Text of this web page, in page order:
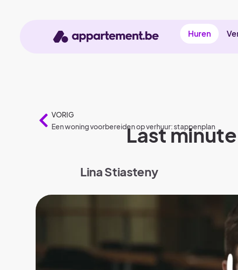
Huren
VORIG
Een woning voorbereiden op verhuur: stappenplan
Last
Lina Stiasteny